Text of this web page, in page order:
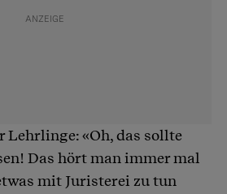
Lehrlinge: «Oh, das sollte
Das hört man immer mal
mit Juristerei zu tun